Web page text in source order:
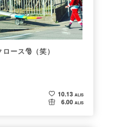
ース🎅（笑）
10.13 ALIS
6.00 ALIS